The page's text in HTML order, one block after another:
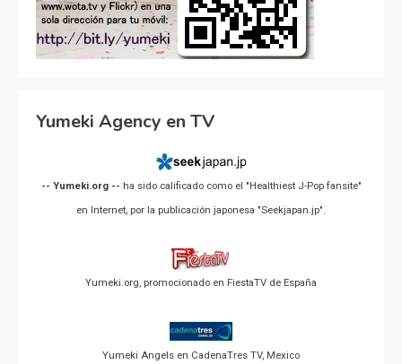
Yumeki Agency en TV
-- Yumeki.org -- ha sido calificado como el "Healthiest J-Pop fansite"
en Internet, por la publicación japonesa "Seekjapan.jp".
Yumeki.org, promocionado en FiestaTV de España
Yumeki Angels en CadenaTres TV, Mexico